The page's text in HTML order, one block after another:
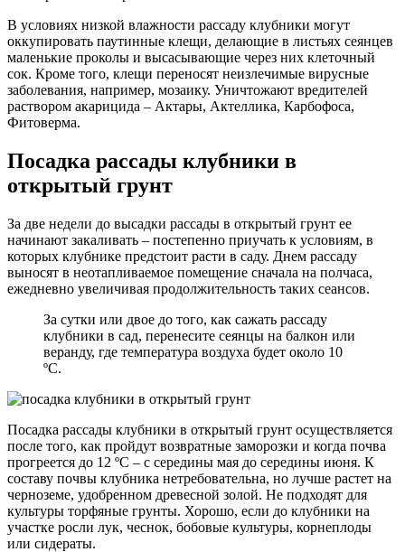
В условиях низкой влажности рассаду клубники могут
оккупировать паутинные клещи, делающие в листьях сеянцев
маленькие проколы и высасывающие через них клеточный
сок. Кроме того, клещи переносят неизлечимые вирусные
заболевания, например, мозаику. Уничтожают вредителей
раствором акарицида – Актары, Актеллика, Карбофоса,
Фитоверма.
Посадка рассады клубники в
открытый грунт
За две недели до высадки рассады в открытый грунт ее
начинают закаливать – постепенно приучать к условиям, в
которых клубнике предстоит расти в саду. Днем рассаду
выносят в неотапливаемое помещение сначала на полчаса,
ежедневно увеличивая продолжительность таких сеансов.
За сутки или двое до того, как сажать рассаду
клубники в сад, перенесите сеянцы на балкон или
веранду, где температура воздуха будет около 10
ºC.
Посадка рассады клубники в открытый грунт осуществляется
после того, как пройдут возвратные заморозки и когда почва
прогреется до 12 ºC – с середины мая до середины июня. К
составу почвы клубника нетребовательна, но лучше растет на
черноземе, удобренном древесной золой. Не подходят для
культуры торфяные грунты. Хорошо, если до клубники на
участке росли лук, чеснок, бобовые культуры, корнеплоды
или сидераты.